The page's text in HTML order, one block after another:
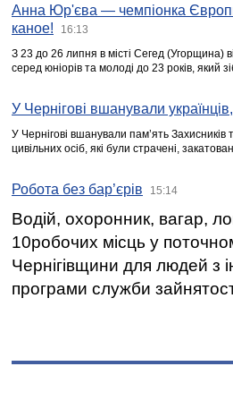
Анна Юр'єва — чемпіонка
каное!
16:13
З 23 до 26 липня в місті Сегед (Угорщина)
серед юніорів та молоді до 23 років, який
У Чернігові вшанували
У Чернігові вшанували пам’ять
цивільних осіб, які були страчені,
Робота без бар’єрів 15:14
Водій, охоронник, вагар,
10робочих місць у
Чернігівщини для людей з
програми служби